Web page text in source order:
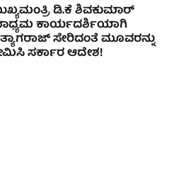
ಡಿ.ಕೆ ಶಿವಕುಮಾರ್
ಕಾರ್ಯದರ್ಶಿಯಾಗಿ
ಸೇರಿದಂತೆ ಮೂವರನ್ನು
ಸರ್ಕಾರ ಆದೇಶ!